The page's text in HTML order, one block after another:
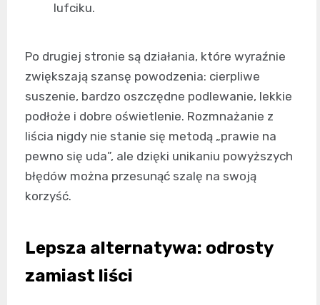
lufciku.
Po drugiej stronie są działania, które wyraźnie
zwiększają szansę powodzenia: cierpliwe
suszenie, bardzo oszczędne podlewanie, lekkie
podłoże i dobre oświetlenie. Rozmnażanie z
liścia nigdy nie stanie się metodą „prawie na
pewno się uda”, ale dzięki unikaniu powyższych
błędów można przesunąć szalę na swoją
korzyść.
Lepsza alternatywa: odrosty
zamiast liści